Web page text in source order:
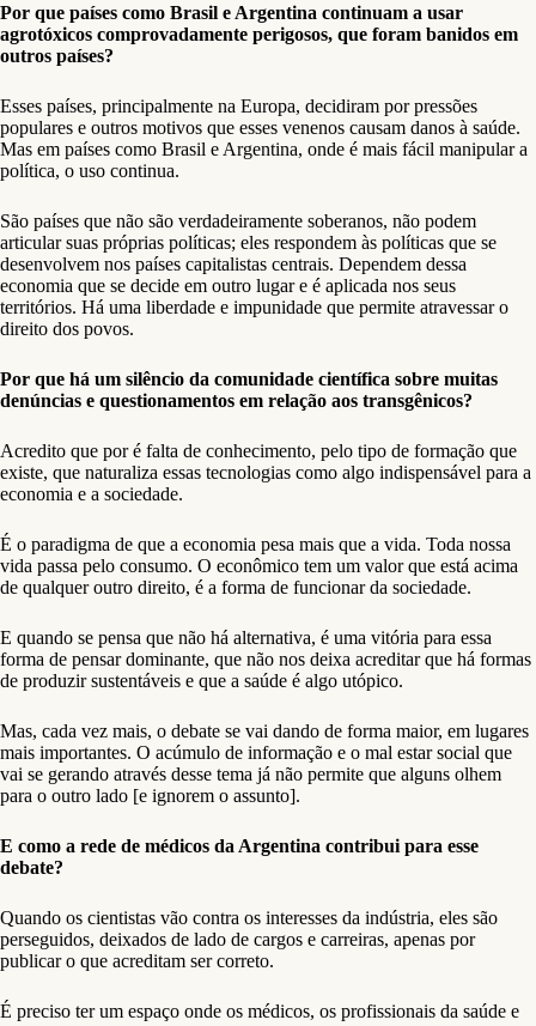
Por que países como Brasil e Argentina continuam a usar
agrotóxicos comprovadamente perigosos, que foram banidos em
outros países?
Esses países, principalmente na Europa, decidiram por pressões
populares e outros motivos que esses venenos causam danos à saúde.
Mas em países como Brasil e Argentina, onde é mais fácil manipular a
política, o uso continua.
São países que não são verdadeiramente soberanos, não podem
articular suas próprias políticas; eles respondem às políticas que se
desenvolvem nos países capitalistas centrais. Dependem dessa
economia que se decide em outro lugar e é aplicada nos seus
territórios. Há uma liberdade e impunidade que permite atravessar o
direito dos povos.
Por que há um silêncio da comunidade científica sobre muitas
denúncias e questionamentos em relação aos transgênicos?
Acredito que por é falta de conhecimento, pelo tipo de formação que
existe, que naturaliza essas tecnologias como algo indispensável para a
economia e a sociedade.
É o paradigma de que a economia pesa mais que a vida. Toda nossa
vida passa pelo consumo. O econômico tem um valor que está acima
de qualquer outro direito, é a forma de funcionar da sociedade.
E quando se pensa que não há alternativa, é uma vitória para essa
forma de pensar dominante, que não nos deixa acreditar que há formas
de produzir sustentáveis e que a saúde é algo utópico.
Mas, cada vez mais, o debate se vai dando de forma maior, em lugares
mais importantes. O acúmulo de informação e o mal estar social que
vai se gerando através desse tema já não permite que alguns olhem
para o outro lado [e ignorem o assunto].
E como a rede de médicos da Argentina contribui para esse
debate?
Quando os cientistas vão contra os interesses da indústria, eles são
perseguidos, deixados de lado de cargos e carreiras, apenas por
publicar o que acreditam ser correto.
É preciso ter um espaço onde os médicos, os profissionais da saúde e